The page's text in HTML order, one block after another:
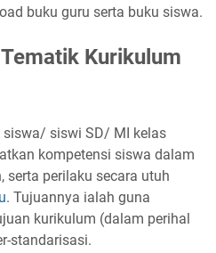
buku guru serta buku siswa.
Kurikulum
siswi SD/ MI kelas
kompetensi siswa dalam
serta perilaku secara utuh
. Tujuannya ialah guna
kurikulum (dalam perihal
standarisasi.